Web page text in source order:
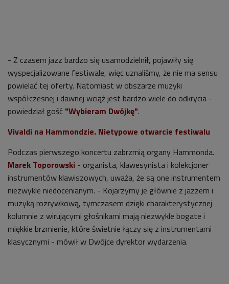
- Z czasem jazz bardzo się usamodzielnił, pojawiły się
wyspecjalizowane festiwale, więc uznaliśmy, że nie ma sensu
powielać tej oferty. Natomiast w obszarze muzyki
współczesnej i dawnej wciąż jest bardzo wiele do odkrycia -
powiedział gość "Wybieram Dwójkę".
Vivaldi na Hammondzie. Nietypowe otwarcie festiwalu
Podczas pierwszego koncertu zabrzmią organy Hammonda.
Marek Toporowski - organista, klawesynista i kolekcjoner
instrumentów klawiszowych, uważa, że są one instrumentem
niezwykle niedocenianym. - Kojarzymy je głównie z jazzem i
muzyką rozrywkową, tymczasem dzięki charakterystycznej
kolumnie z wirującymi głośnikami mają niezwykle bogate i
miękkie brzmienie, które świetnie łączy się z instrumentami
klasycznymi - mówił w Dwójce dyrektor wydarzenia.